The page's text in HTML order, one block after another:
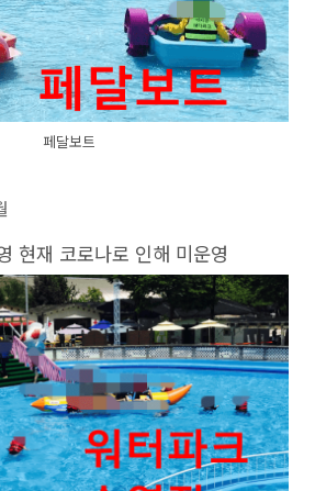
페달보트
현재 코로나로 인해 미운영